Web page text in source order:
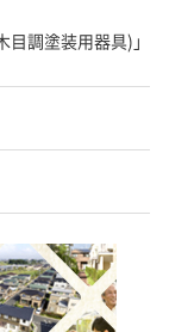
調塗装用器具)」